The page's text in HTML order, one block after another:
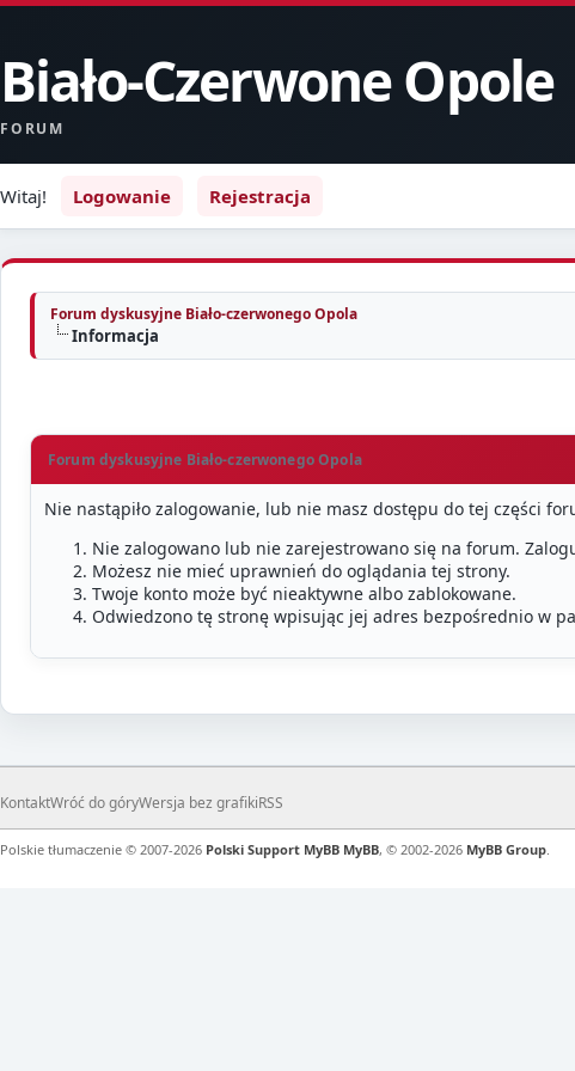
Biało-Czerwone Opole
FORUM
Witaj! Logowanie Rejestracja
Forum dyskusyjne Biało-czerwonego Opola
Informacja
Forum dyskusyjne Biało-czerwonego Opola
Nie nastąpiło zalogowanie, lub nie masz dostępu do tej części
Nie zalogowano lub nie zarejestrowano się na forum.
Możesz nie mieć uprawnień do oglądania tej strony.
Twoje konto może być nieaktywne albo zablokowane.
Odwiedzono tę stronę wpisując jej adres bezpośrednio w
KontaktWróć do góryWersja bez grafikiRSS
Polskie tłumaczenie © 2007-2026 Polski Support MyBB MyBB, © 2002-2026 MyBB Group.